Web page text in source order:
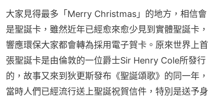
大家見得最多「Merry Christmas」的地方，相信會
是聖誕卡，雖然近年已經愈來愈少見到實體聖誕卡，
響應環保大家都會轉為採用電子賀卡。原來世界上首
張聖誕卡是由倫敦的一位爵士Sir Henry Cole所發行
的，故事又來到狄更斯發布《聖誕頌歌》的同一年，
當時人們已經流行送上聖誕祝賀信件，特別是送予身